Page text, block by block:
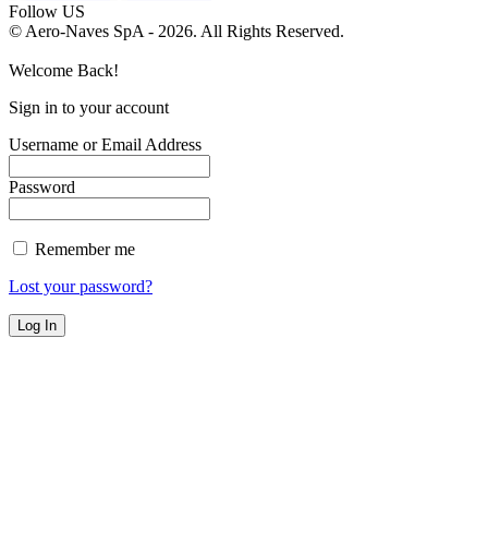
Follow US
© Aero-Naves SpA - 2026. All Rights Reserved.
Welcome Back!
Sign in to your account
Username or Email Address
Password
Remember me
Lost your password?